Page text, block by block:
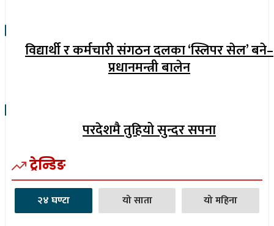
विद्यार्थी र कर्मचारी संगठन दलका ‘स्लिपर सेल’ बने–
प्रधानमन्त्री बालेन
परदेशमै तुहियो सुन्दर सपना
ट्रेन्डिङ
२४ घण्टा यो साता यो महिना